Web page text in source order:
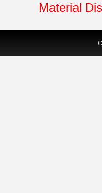
Material